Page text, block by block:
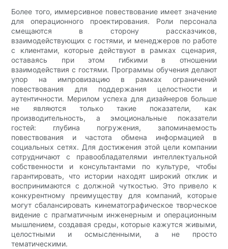
Более того, иммерсивное повествование имеет значение
для операционного проектирования. Роли персонала
смещаются в сторону рассказчиков,
взаимодействующих с гостями, и менеджеров по работе
с клиентами, которые действуют в рамках сценария,
оставаясь при этом гибкими в отношении
взаимодействия с гостями. Программы обучения делают
упор на импровизацию в рамках ограничений
повествования для поддержания целостности и
аутентичности. Мерилом успеха для дизайнеров больше
не являются только такие показатели, как
производительность, а эмоциональные показатели
гостей: глубина погружения, запоминаемость
повествования и частота обмена информацией в
социальных сетях. Для достижения этой цели компании
сотрудничают с правообладателями интеллектуальной
собственности и консультантами по культуре, чтобы
гарантировать, что истории находят широкий отклик и
воспринимаются с должной чуткостью. Это привело к
конкурентному преимуществу для компаний, которые
могут сбалансировать кинематографическое творческое
видение с прагматичным инженерным и операционным
мышлением, создавая среды, которые кажутся живыми,
целостными и осмысленными, а не просто
тематическими.